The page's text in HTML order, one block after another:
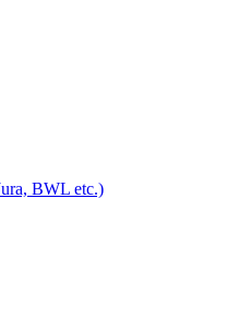
BWL etc.)